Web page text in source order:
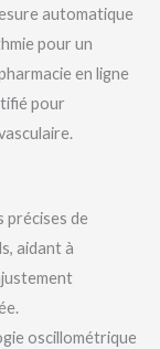
automatique
pour un
en ligne
pour
précises de
aidant à
oscillométrique